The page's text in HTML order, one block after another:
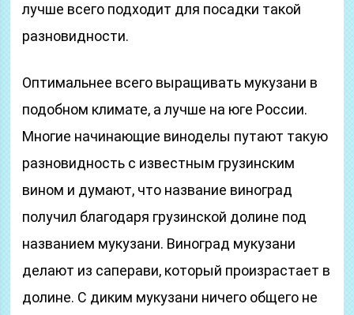
лучше всего подходит для посадки такой
разновидности.
Оптимальнее всего выращивать мукузани в
подобном климате, а лучше на юге России.
Многие начинающие виноделы путают такую
разновидность с известным грузинским
вином и думают, что название виноград
получил благодаря грузинской долине под
названием мукузани. Виноград мукузани
делают из саперави, который произрастает в
долине. С диким мукузани ничего общего не